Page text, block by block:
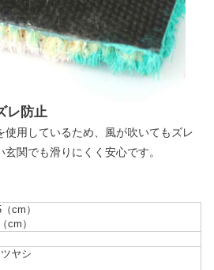
レ防止
用しているため、風が吹いてもズレ
関でも滑りにくく安心です。
cm）
cm）
ヤシ